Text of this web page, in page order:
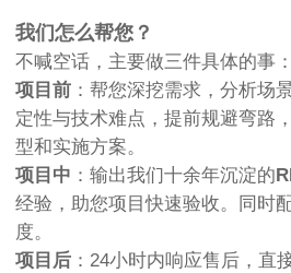
我们怎么帮您？
不喊空话，主要做三件具体的事：
项目前 ：帮您深挖需求，分析场
定性与技术难点，提前规避弯路
型和实施方案。
项目中 ：输出我们十余年沉淀的
经验，助您项目快速验收。同时
度。
项目后 ：24小时内响应售后，直